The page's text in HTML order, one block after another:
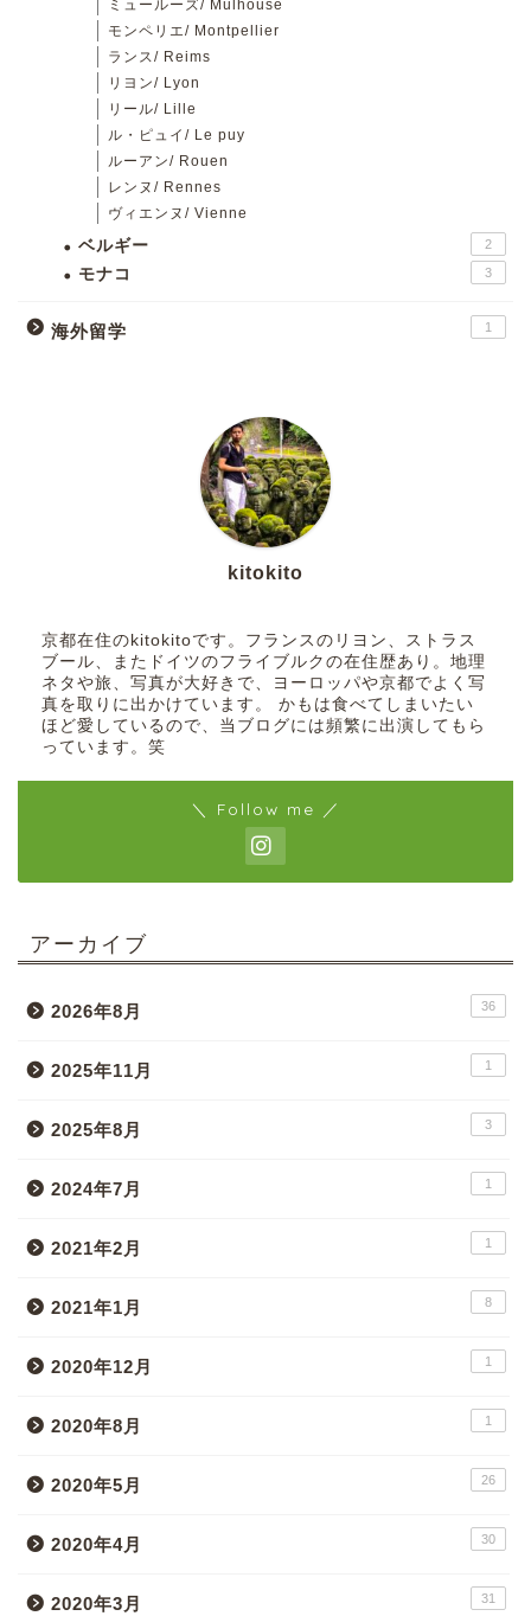
ミュールーズ/ Mulhouse
モンペリエ/ Montpellier
ランス/ Reims
リヨン/ Lyon
リール/ Lille
ル・ピュイ/ Le puy
ルーアン/ Rouen
レンヌ/ Rennes
ヴィエンヌ/ Vienne
ベルギー 2
モナコ 3
海外留学 1
kitokito
京都在住のkitokitoです。フランスのリヨン、ストラス
ブール、またドイツのフライブルクの在住歴あり。地理
ネタや旅、写真が大好きで、ヨーロッパや京都でよく写
真を取りに出かけています。 かもは食べてしまいたい
ほど愛しているので、当ブログには頻繁に出演してもら
っています。笑
＼ Follow me ／
アーカイブ
2026年8月 36
2025年11月 1
2025年8月 3
2024年7月 1
2021年2月 1
2021年1月 8
2020年12月 1
2020年8月 1
2020年5月 26
2020年4月 30
2020年3月 31